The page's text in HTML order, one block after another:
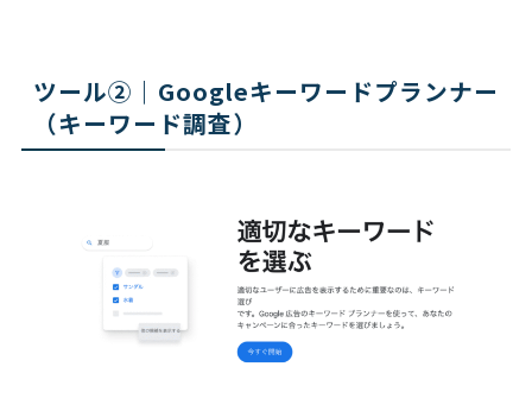
ツール②｜Googleキーワードプランナー
（キーワード調査）